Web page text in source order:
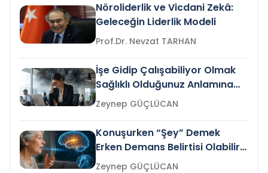
Nöroliderlik ve Vicdani Zekâ:
Geleceğin Liderlik Modeli
Prof.Dr. Nevzat TARHAN
İşe Gidip Çalışabiliyor Olmak
Sağlıklı Olduğunuz Anlamına
Gelir mi?Zeynep GÜÇLÜCAN
Konuşurken “Şey” Demek
Erken Demans Belirtisi Olabilir
mi?
Zeynep GÜÇLÜCAN